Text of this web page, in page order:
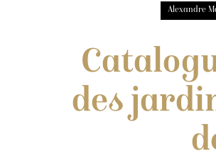
Alexandre
des